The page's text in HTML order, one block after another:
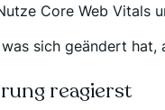
Core Web Vitals
sich geändert hat,
reagierst